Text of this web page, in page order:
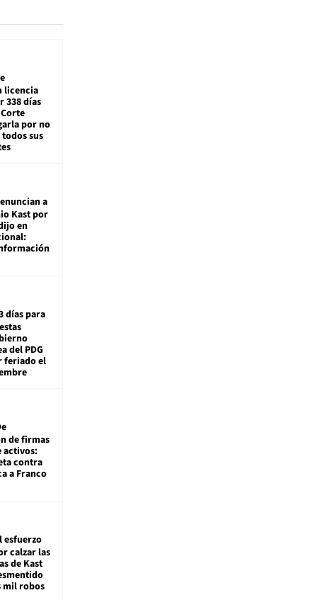
licencia
338 días
por no
sus
a
Kast por
en
días para
del PDG
feriado el
de firmas
activos:
contra
a Franco
esfuerzo
calzar las
de Kast
mil robos